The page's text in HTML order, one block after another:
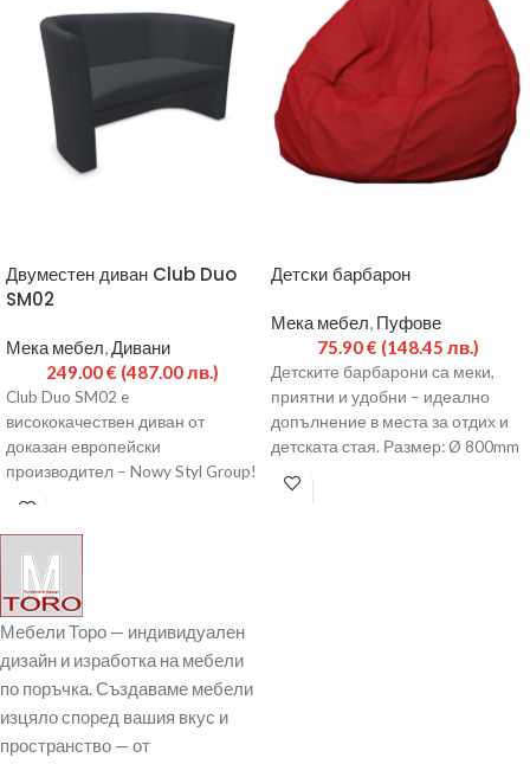
Двуместен диван Club Duo
SM02
Мека мебел,Дивани
249.00€ (487.00 лв.)
Club Duo SM02 e
висококачествен диван от
доказан европейски
производител – Nowy Styl Group!
Детски барбарон
Мека мебел, Пуфове
75.90€ (148.45 лв.)
Детските барбарони са меки,
приятни и удобни – идеално
допълнение в места за отдих и
детската стая. Размер: Ø 800mm
Мебели Торо — индивидуален
дизайн и изработка на мебели
по поръчка. Създаваме мебели
изцяло според вашия вкус и
пространство — от